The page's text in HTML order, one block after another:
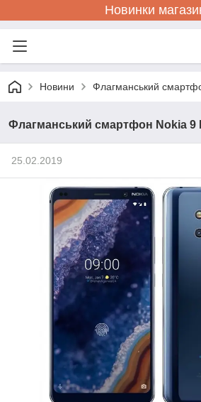
Новинки
Новини Флагманський
Флагманський смартфон Nokia 9
25.02.2019